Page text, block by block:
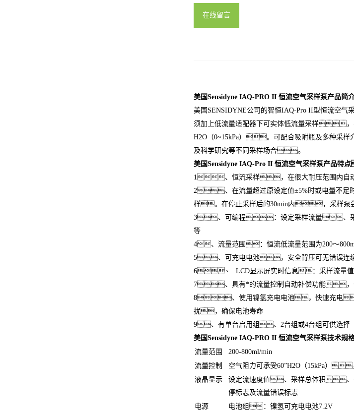
在线留言
美国Sensidyne IAQ-PRO II 恒流空气采样泵产品
美国SENSIDYNE公司的智恒IAQ-Pro II型恒流
须加上低流量适配器下可实体低流量采样，
H2O（0~15kPa）。可配合吸附瓶及多种
及科学研究等不同采样场合。
美国Sensidyne IAQ-Pro II 恒流空气采样泵产品特
1、恒流采样，在很大耐压范围内自
2、在流量超过原设定值±5%时或电量
样。在停止采样后的30min内，采样泵
3、可编程：设定采样流量、
等
4、流量范围：恒流低流量范围为200～
5、可充电电池，安全背压可无错误连
6、 LCD显示屏实时信息：采样流量
7、具有*的流量控制自动补偿功能，一
8、使用镍氢充电电池，快速充电
扰，确保电池寿命
9、有单台启用组、2台组或4台组可供选择
美国Sensidyne IAQ-PRO II 恒流空气采样泵技术规
流量范围
200-800ml/min
流量控制
空气阻力可承受60”H2O（15kPa）
液晶显示
设定流速度值、采样总体积
停标志及流量错误标志
电源
电池组：镍氢可充电电池7.2V